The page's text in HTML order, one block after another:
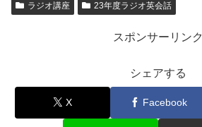
ラジオ講座 23年度ラジオ英会話
スポンサーリンク
シェアする
X Facebook